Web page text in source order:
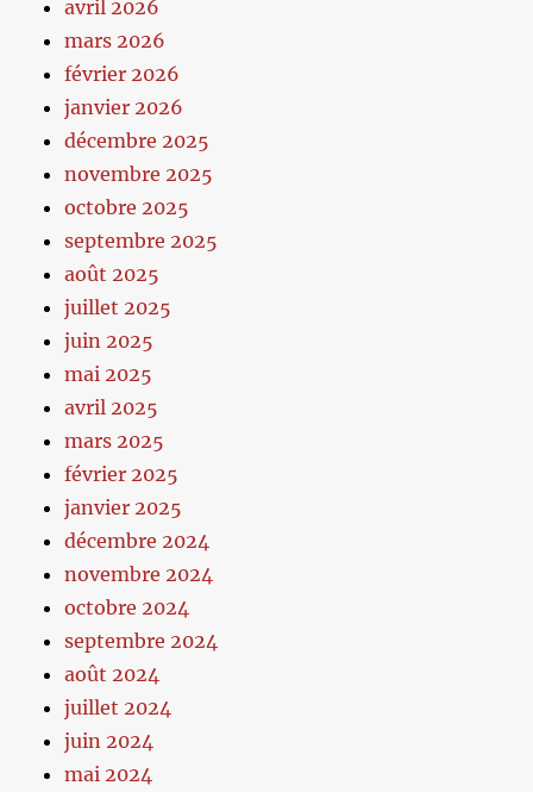
avril 2026
mars 2026
février 2026
janvier 2026
décembre 2025
novembre 2025
octobre 2025
septembre 2025
août 2025
juillet 2025
juin 2025
mai 2025
avril 2025
mars 2025
février 2025
janvier 2025
décembre 2024
novembre 2024
octobre 2024
septembre 2024
août 2024
juillet 2024
juin 2024
mai 2024